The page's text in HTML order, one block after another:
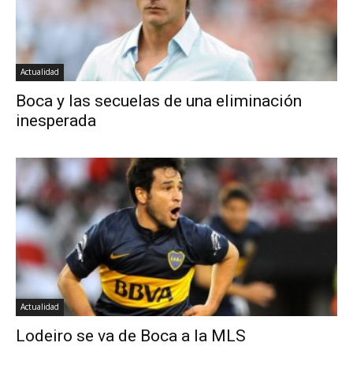
Actualidad
Boca y las secuelas de una eliminación
inesperada
Actualidad
Lodeiro se va de Boca a la MLS